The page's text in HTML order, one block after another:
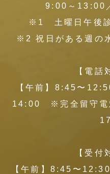
9:00～13:00
※1 土曜日午後
※2 祝日がある週の
【電話
【午前】8:45〜
14:00 ※完全留守電
【受付
【午前】8:45〜